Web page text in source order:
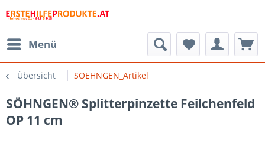
Menü
Übersicht SOEHNGEN_Artikel
SÖHNGEN® Splitterpinzette Feilchenfeld
OP 11 cm